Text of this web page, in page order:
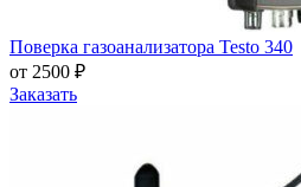
Поверка газоанализатора Testo 340
от 2500 ₽
Заказать